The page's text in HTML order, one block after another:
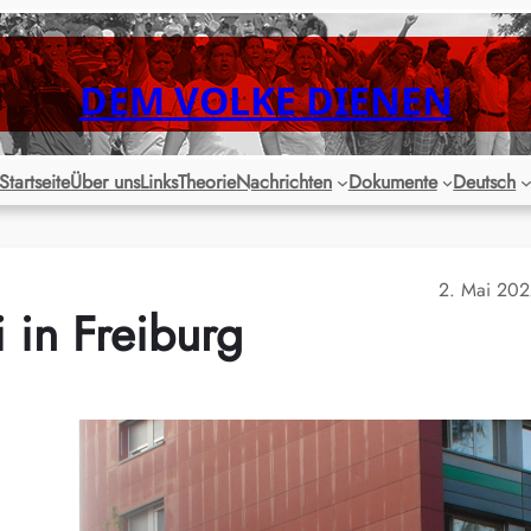
DEM VOLKE DIENEN
StartseiteÜber unsLinksTheorieNachrichten Dokumente Deutsch
2. Mai
in Freiburg